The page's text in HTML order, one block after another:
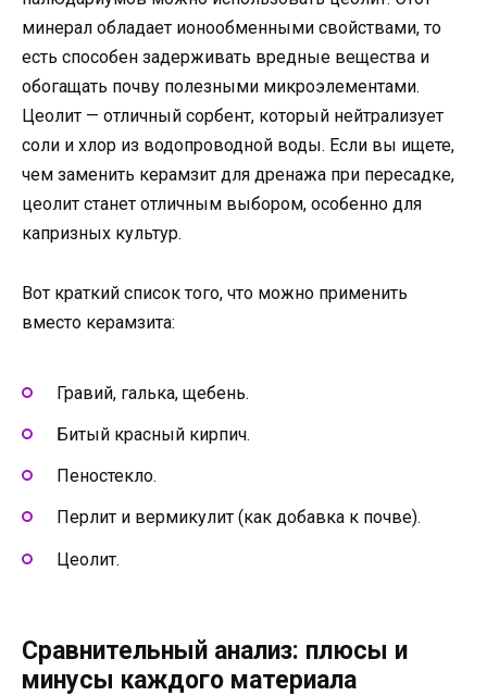
минерал обладает ионообменными свойствами, то
есть способен задерживать вредные вещества и
обогащать почву полезными микроэлементами.
Цеолит — отличный сорбент, который нейтрализует
соли и хлор из водопроводной воды. Если вы ищете,
чем заменить керамзит для дренажа при пересадке,
цеолит станет отличным выбором, особенно для
капризных культур.
Вот краткий список того, что можно применить
вместо керамзита:
Гравий, галька, щебень.
Битый красный кирпич.
Пеностекло.
Перлит и вермикулит (как добавка к почве).
Цеолит.
Сравнительный анализ: плюсы и
минусы каждого материала